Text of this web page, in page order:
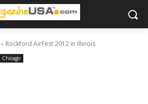
Rockford AirFest 2012 in Illinois
Chicago